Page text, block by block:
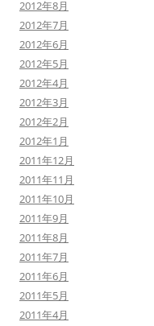
2012年8月
2012年7月
2012年6月
2012年5月
2012年4月
2012年3月
2012年2月
2012年1月
2011年12月
2011年11月
2011年10月
2011年9月
2011年8月
2011年7月
2011年6月
2011年5月
2011年4月